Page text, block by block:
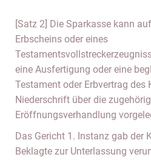
[Satz 2] Die Sparkasse kann
Erbscheins oder eines
eine Ausfertigung oder eine
Testament oder Erbvertrag des
Niederschrift über die
Eröffnungsverhandlung
Das Gericht 1. Instanz gab der
Beklagte zur Unterlassung